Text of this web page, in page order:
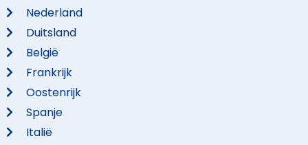
Nederland
Duitsland
België
Frankrijk
Oostenrijk
Spanje
Italië